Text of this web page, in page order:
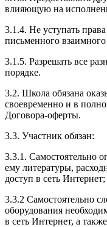
влияющую на
3.1.4. Не уступать
письменного взаимного
3.1.5. Разрешать все
порядке.
3.2. Школа обязана
своевременно и в
Договора-оферты.
3.3. Участник обязан:
3.3.1. Cамостоятельно
ему литературы,
доступ в сеть Интернет;
3.3.2 Самостоятельно
оборудования
в сеть Интернет, а